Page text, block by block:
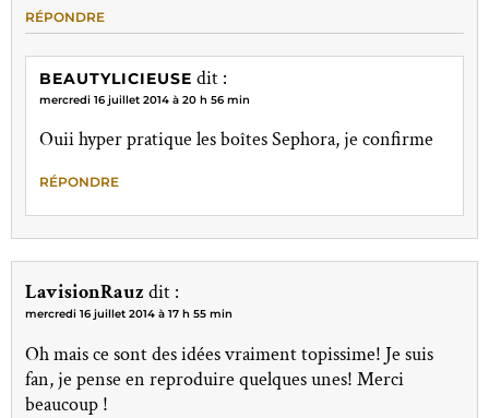
RÉPONDRE
BEAUTYLICIEUSE dit :
mercredi 16 juillet 2014 à 20 h 56 min
Ouii hyper pratique les boîtes Sephora, je confirme
RÉPONDRE
LavisionRauz dit :
mercredi 16 juillet 2014 à 17 h 55 min
Oh mais ce sont des idées vraiment topissime! Je suis
fan, je pense en reproduire quelques unes! Merci
beaucoup !